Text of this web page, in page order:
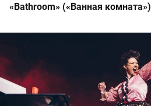
«Bathroom» («Ванная комната»)